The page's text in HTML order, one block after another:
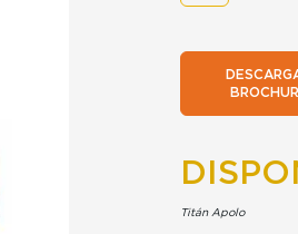
Titán Apolo